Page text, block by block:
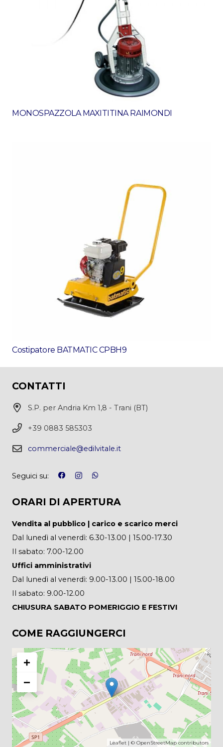
MONOSPAZZOLA MAXITITINA RAIMONDI
Costipatore BATMATIC CPBH9
CONTATTI
S.P. per Andria Km 1,8 - Trani (BT)
+39 0883 585303
commerciale@edilvitale.it
Seguici su:
ORARI DI APERTURA
Vendita al pubblico | carico e scarico merci
Dal lunedì al venerdì: 6.30-13.00 | 15.00-17.30
Il sabato: 7.00-12.00
Uffici amministrativi
Dal lunedì al venerdì: 9.00-13.00 | 15.00-18.00
Il sabato: 9.00-12.00
CHIUSURA SABATO POMERIGGIO E FESTIVI
COME RAGGIUNGERCI
+
−
Leaflet | © OpenStreetMapcontributors